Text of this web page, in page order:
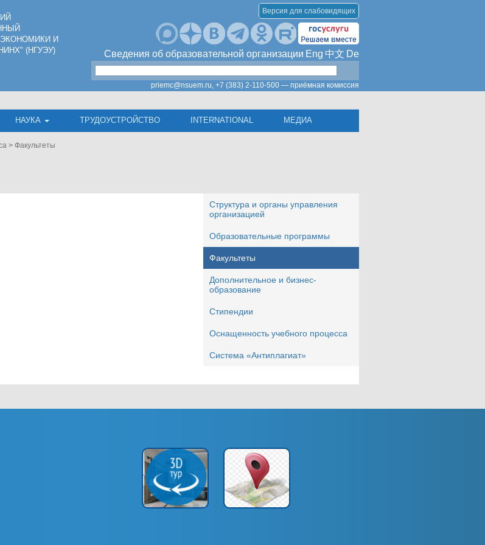
И
(НГУЭУ)
Версия для слабовидящих
Сведения об образовательной организации Eng 中文 De
priemc@nsuem.ru, +7 (383) 2-110-500 — приёмная комиссия
НАУКА ТРУДОУСТРОЙСТВО INTERNATIONAL МЕДИА
> Факультеты
Cтруктура и органы управления
организацией
Образовательные программы
Факультеты
Дополнительное и бизнес-
образование
Стипендии
Оснащенность учебного процесса
Система «Антиплагиат»